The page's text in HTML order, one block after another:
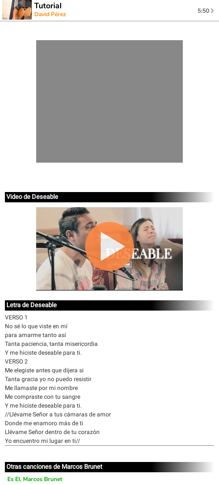
Tutorial
David Pérez 5:50
Video de Deseable
Letra de Deseable
VERSO 1
No sé lo que viste en mí
para amarme tanto así
Tanta paciencia, tanta misericordia
Y me hiciste deseable para ti.
VERSO 2
Me elegiste antes que dijera si
Tanta gracia yo no puedo resistir
Me llamaste por mi nombre
Me compraste con tu sangre
Y me hiciste deseable para ti.
//Llévame Señor a tus cámaras de amor
Donde me enamoro más de ti
Llévame Señor dentro de tu corazón
Yo encuentro mi lugar en ti//
Otras canciones de Marcos Brunet
Es El, Marcos Brunet